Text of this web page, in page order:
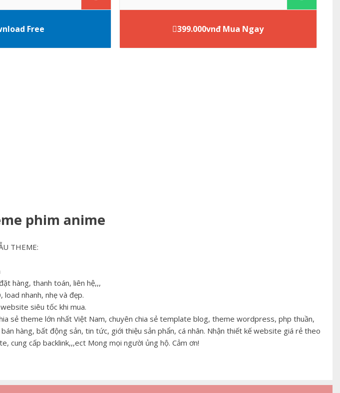
Free 399.000vnđ Mua Ngay
phim anime
THEME:
hàng, thanh toán, liên hệ,,,
load nhanh, nhẹ và đẹp.
siêu tốc khi mua.
sẻ theme lớn nhất Việt Nam, chuyên chia sẻ template blog, theme wordpress, php thuần,
hàng, bất động sản, tin tức, giới thiệu sản phẩn, cá nhân. Nhận thiết kế website giá rẻ theo
cung cấp backlink,,,ect Mong mọi người ủng hộ. Cảm ơn!